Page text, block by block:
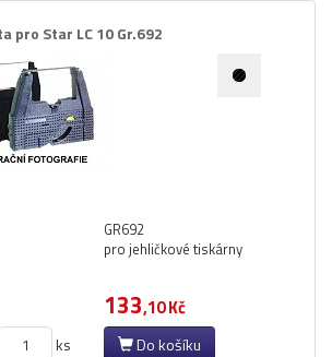
pro Star LC 10 Gr.​692
GR692
pro jehličkové tiskárny
133,10 Kč
ks Do košíku